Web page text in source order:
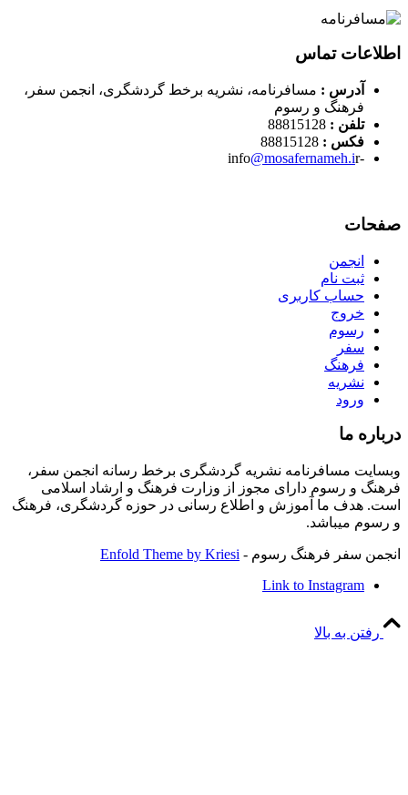
اطلاعات تماس
آدرس : مسافرنامه، نشریه برخط گردشگری، انجمن سفر،
فرهنگ و رسوم
تلفن :
فکس :
-info
@mosafernameh.ir
صفحات
انجمن
ثبت نام
حساب کاربری
خروج
رسوم
سفر
فرهنگ
نشریه
ورود
درباره ما
وبسایت مسافرنامه نشریه گردشگری برخط رسانه انجمن سفر،
فرهنگ و رسوم دارای مجوز از وزارت فرهنگ و ارشاد اسلامی
است. هدف ما آموزش و اطلاع رسانی در حوزه گردشگری، فرهنگ
و رسوم میباشد.
انجمن سفر فرهنگ رسوم - Enfold Theme by Kriesi
Link to Instagram
رفتن به بالا